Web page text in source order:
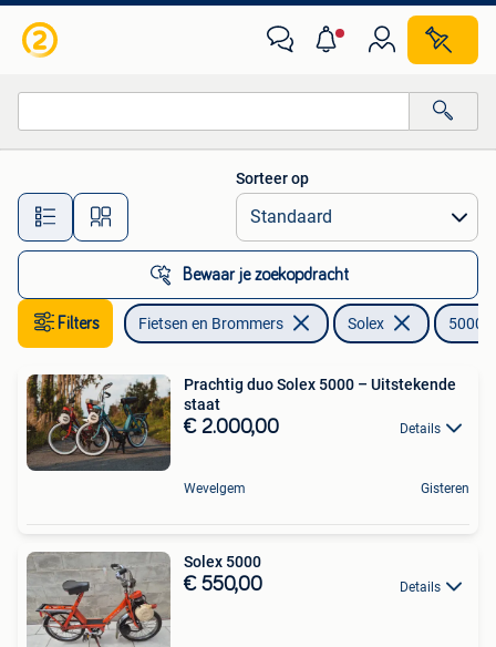
Alle afstanden…
Sorteer op
Bewaar je zoekopdracht
Filters Fietsen en Brommers Solex 5000
Prachtig duo Solex 5000 – Uitstekende
staat
€ 2.000,00 Details
Wevelgem Gisteren
Solex 5000
€ 550,00 Details